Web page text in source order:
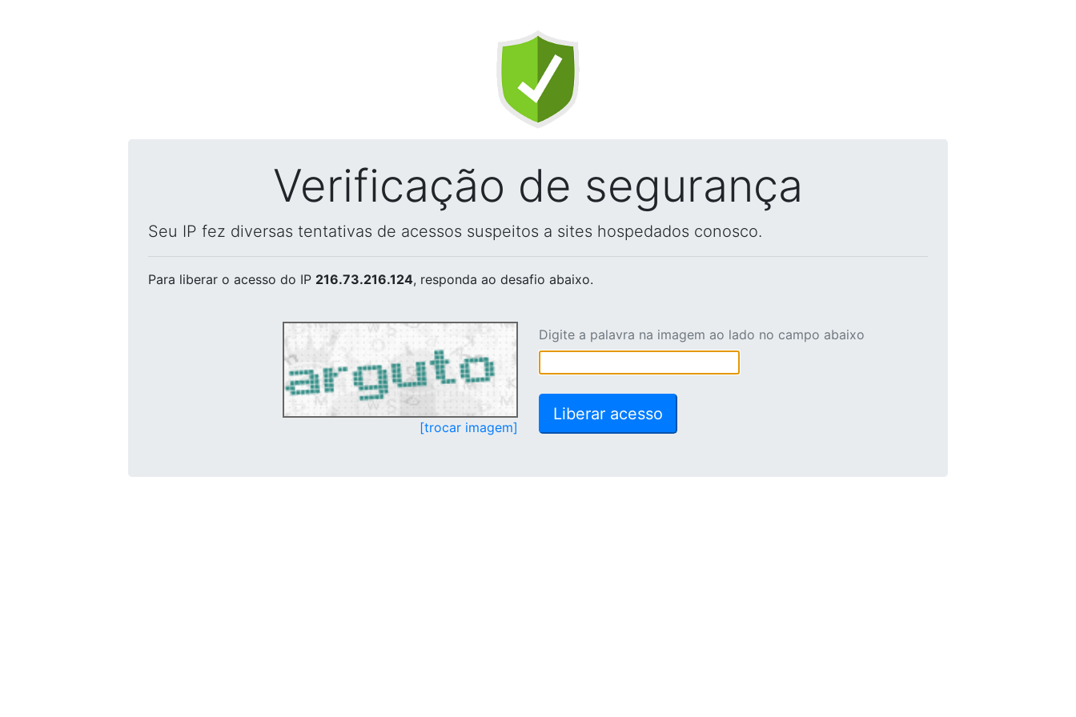
Verificação de segurança
Seu IP fez diversas tentativas de acessos suspeitos a sites hospedados conosco.
Para liberar o acesso do IP 216.73.216.124, responda ao desafio abaixo.
[trocar imagem]
Digite a palavra na imagem ao lado no campo abaixo